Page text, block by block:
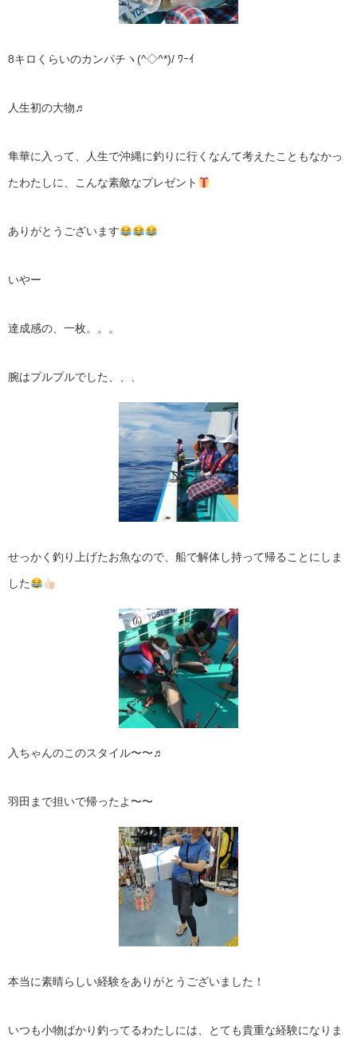
8キロくらいのカンパチヽ(^◇^*)/ ﾜｰｲ
人生初の大物♬
隼華に入って、人生で沖縄に釣りに行くなんて考えたこともなかっ
たわたしに、こんな素敵なプレゼント
ありがとうございます
いやー
達成感の、一枚。。。
腕はプルプルでした、、、
せっかく釣り上げたお魚なので、船で解体し持って帰ることにしま
した
入ちゃんのこのスタイル〜〜♬
羽田まで担いで帰ったよ〜〜
本当に素晴らしい経験をありがとうございました！
いつも小物ばかり釣ってるわたしには、とても貴重な経験になりま